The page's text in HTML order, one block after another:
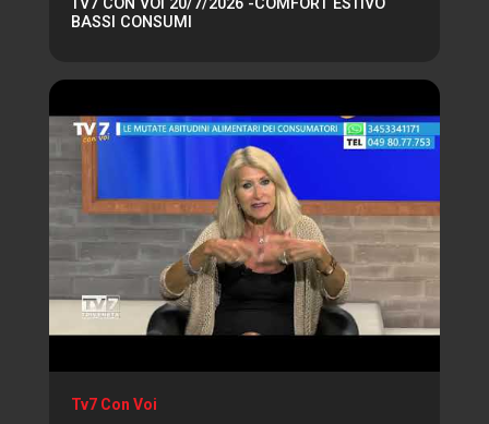
BASSI CONSUMI
Tv7 Con Voi